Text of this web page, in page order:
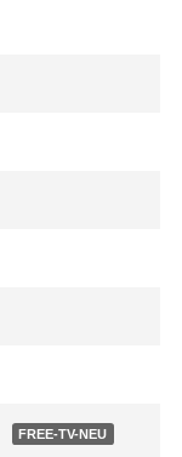
FREE-TV-NEU